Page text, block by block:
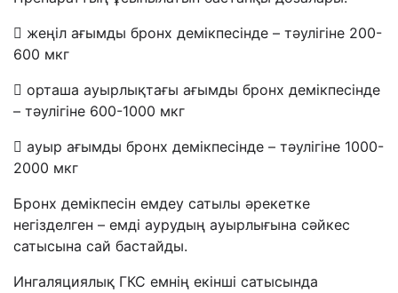
 жеңіл ағымды бронх демікпесінде – тәулігіне 200-
600 мкг
 орташа ауырлықтағы ағымды бронх демікпесінде
– тәулігіне 600-1000 мкг
 ауыр ағымды бронх демікпесінде – тәулігіне 1000-
2000 мкг
Бронх демікпесін емдеу сатылы әрекетке
негізделген – емді аурудың ауырлығына сәйкес
сатысына сай бастайды.
Ингаляциялық ГКС емнің екінші сатысында